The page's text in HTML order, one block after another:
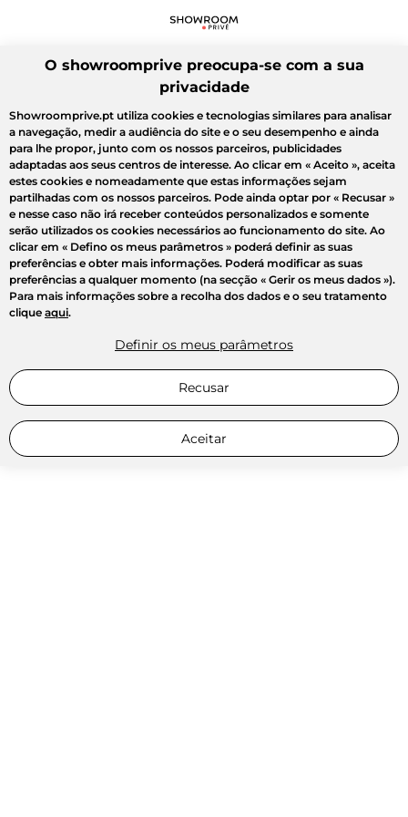
O showroomprive preocupa-se com a sua
privacidade
Showroomprive.pt utiliza cookies e tecnologias similares para analisar
a navegação, medir a audiência do site e o seu desempenho e ainda
para lhe propor, junto com os nossos parceiros, publicidades
adaptadas aos seus centros de interesse. Ao clicar em « Aceito », aceita
estes cookies e nomeadamente que estas informações sejam
partilhadas com os nossos parceiros. Pode ainda optar por « Recusar »
e nesse caso não irá receber conteúdos personalizados e somente
serão utilizados os cookies necessários ao funcionamento do site. Ao
clicar em « Defino os meus parâmetros » poderá definir as suas
preferências e obter mais informações. Poderá modificar as suas
preferências a qualquer momento (na secção « Gerir os meus dados »).
Para mais informações sobre a recolha dos dados e o seu tratamento
clique aqui.
Definir os meus parâmetros
Recusar
Aceitar